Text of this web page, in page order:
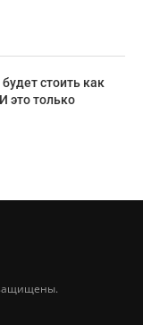
стоить как
это только